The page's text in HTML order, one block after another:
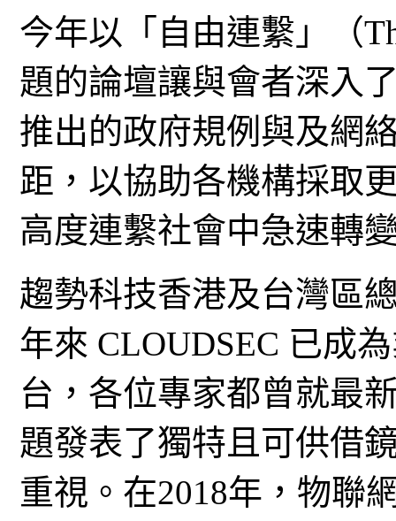
今年以「自由連繫」（
題的論壇讓與會者深入
推出的政府規例與及網
距，以協助各機構採取
高度連繫社會中急速轉
趨勢科技香港及台灣區
年來 CLOUDSEC 已成
台，各位專家都曾就最
題發表了獨特且可供借
重視。在2018年，物聯